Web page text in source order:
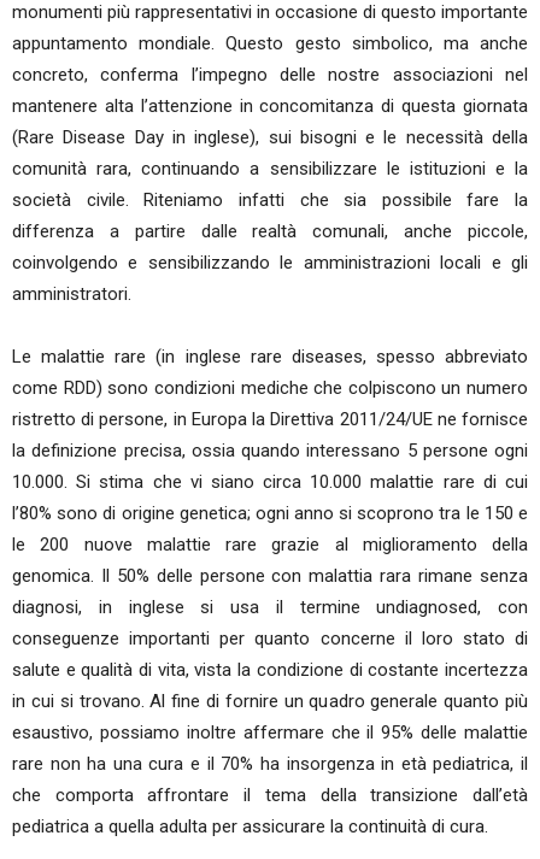
monumenti più rappresentativi in occasione di questo importante
appuntamento mondiale. Questo gesto simbolico, ma anche
concreto, conferma l’impegno delle nostre associazioni nel
mantenere alta l’attenzione in concomitanza di questa giornata
(Rare Disease Day in inglese), sui bisogni e le necessità della
comunità rara, continuando a sensibilizzare le istituzioni e la
società civile. Riteniamo infatti che sia possibile fare la
differenza a partire dalle realtà comunali, anche piccole,
coinvolgendo e sensibilizzando le amministrazioni locali e gli
amministratori.
Le malattie rare (in inglese rare diseases, spesso abbreviato
come RDD) sono condizioni mediche che colpiscono un numero
ristretto di persone, in Europa la Direttiva 2011/24/UE ne fornisce
la definizione precisa, ossia quando interessano 5 persone ogni
10.000. Si stima che vi siano circa 10.000 malattie rare di cui
l’80% sono di origine genetica; ogni anno si scoprono tra le 150 e
le 200 nuove malattie rare grazie al miglioramento della
genomica. Il 50% delle persone con malattia rara rimane senza
diagnosi, in inglese si usa il termine undiagnosed, con
conseguenze importanti per quanto concerne il loro stato di
salute e qualità di vita, vista la condizione di costante incertezza
in cui si trovano. Al fine di fornire un quadro generale quanto più
esaustivo, possiamo inoltre affermare che il 95% delle malattie
rare non ha una cura e il 70% ha insorgenza in età pediatrica, il
che comporta affrontare il tema della transizione dall’età
pediatrica a quella adulta per assicurare la continuità di cura.